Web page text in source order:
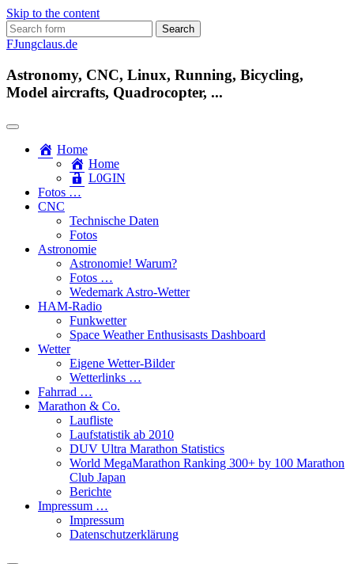
Skip to the content
Search
for:
FJungclaus.de
Astronomy, CNC, Linux, Running, Bicycling,
Model aircrafts, Quadrocopter, ...
Home
Home
L​0​​GIN
Fotos …
CNC
Technische Daten
Fotos
Astronomie
Astronomie! Warum?
Fotos …
Wedemark Astro-Wetter
HAM-Radio
Funkwetter
Space Weather Enthusisasts Dashboard
Wetter
Eigene Wetter-Bilder
Wetterlinks …
Fahrrad …
Marathon & Co.
Laufliste
Laufstatistik ab 2010
DUV Ultra Marathon Statistics
World MegaMarathon Ranking 300+ by 100 Marathon
Club Japan
Berichte
Impressum …
Impressum
Datenschutzerklärung